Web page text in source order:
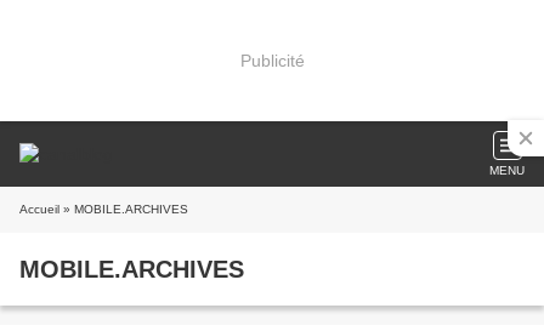
Publicité
MENU
Accueil » MOBILE.ARCHIVES
MOBILE.ARCHIVES